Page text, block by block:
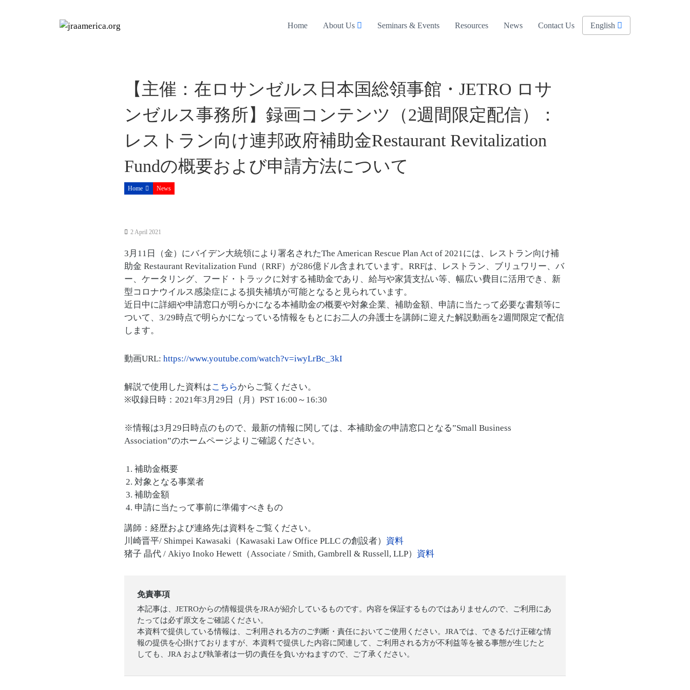
Home About Us Seminars & Events Resources News Contact Us English
【主催：在ロサンゼルス日本国総領事館・JETRO ロサ
ンゼルス事務所】録画コンテンツ（2週間限定配信）：
レストラン向け連邦政府補助金Restaurant Revitalization
Fundの概要および申請方法について
Home News
2 April 2021
3月11日（金）にバイデン大統領により署名されたThe American Rescue Plan Act of 2021には、レストラン向け補
助金 Restaurant Revitalization Fund（RRF）が286億ドル含まれています。RRFは、レストラン、ブリュワリー、バ
ー、ケータリング、フード・トラックに対する補助金であり、給与や家賃支払い等、幅広い費目に活用でき、新
型コロナウイルス感染症による損失補填が可能となると見られています。
近日中に詳細や申請窓口が明らかになる本補助金の概要や対象企業、補助金額、申請に当たって必要な書類等に
ついて、3/29時点で明らかになっている情報をもとにお二人の弁護士を講師に迎えた解説動画を2週間限定で配信
します。
動画URL: https://www.youtube.com/watch?v=iwyLrBc_3kI
解説で使用した資料はこちらからご覧ください。
※収録日時：2021年3月29日（月）PST 16:00～16:30
※情報は3月29日時点のもので、最新の情報に関しては、本補助金の申請窓口となる”Small Business
Association”のホームページよりご確認ください。
補助金概要
対象となる事業者
補助金額
申請に当たって事前に準備すべきもの
講師：経歴および連絡先は資料をご覧ください。
川崎晋平/ Shimpei Kawasaki（Kawasaki Law Office PLLC の創設者） 資料
猪子 晶代 / Akiyo Inoko Hewett（Associate / Smith, Gambrell & Russell, LLP） 資料
免責事項
本記事は、JETROからの情報提供をJRAが紹介しているものです。内容を保証するものではありませんので、ご利用にあ
たっては必ず原文をご確認ください。
本資料で提供している情報は、ご利用される方のご判断・責任においてご使用ください。JRAでは、できるだけ正確な情
報の提供を心掛けておりますが、本資料で提供した内容に関連して、ご利用される方が不利益等を被る事態が生じたと
しても、JRA および執筆者は一切の責任を負いかねますので、ご了承ください。